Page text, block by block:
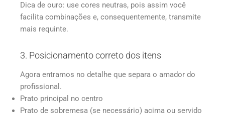
Dica de ouro: use cores neutras, pois assim você
facilita combinações e, consequentemente, transmite
mais requinte.
3. Posicionamento correto dos itens
Agora entramos no detalhe que separa o amador do
profissional.
Prato principal no centro
Prato de sobremesa (se necessário) acima ou servido